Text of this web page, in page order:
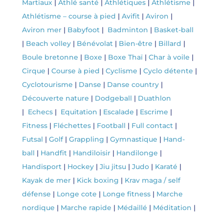
Martiaux| Athlé santé | Athlétiques| Athlétisme |
Athlétisme – course à pied | Avifit| Aviron |
Aviron mer| Babyfoot| Badminton | Basket-ball
| Beach volley| Bénévolat| Bien-être | Billard |
Boule bretonne | Boxe | Boxe Thaï| Char à voile |
Cirque | Course à pied | Cyclisme | Cyclo détente |
Cyclotourisme | Danse | Danse country|
Découverte nature | Dodgeball | Duathlon
| Echecs| Equitation | Escalade | Escrime |
Fitness| Fléchettes| Football | Full contact|
Futsal | Golf| Grappling | Gymnastique | Hand-
ball | Handfit| Handiloisir| Handilonge |
Handisport| Hockey| Jiu jitsu| Judo| Karaté |
Kayak de mer| Kick boxing | Krav maga / self
défense | Longe cote | Longe fitness| Marche
nordique | Marche rapide | Médaillé | Méditation |